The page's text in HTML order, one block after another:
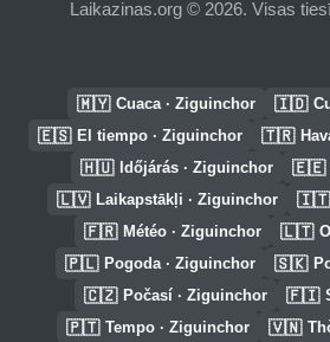
Laikazinas.org © 2026. Visas
🇲🇾 Cuaca · Ziguinchor 🇮🇩
🇪🇸 El tiempo · Ziguinchor 🇹🇷
🇭🇺 Időjárás · Ziguinchor 🇪🇪
🇱🇻 Laikapstākļi · Ziguinchor 🇮🇹
🇫🇷 Météo · Ziguinchor 🇱🇹
🇵🇱 Pogoda · Ziguinchor 🇸🇰
🇨🇿 Počasí · Ziguinchor 🇫🇮
🇵🇹 Tempo · Ziguinchor 🇻🇳